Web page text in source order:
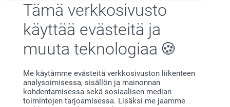
Tämä verkkosivusto
käyttää evästeitä ja
muuta teknologiaa
Me käytämme evästeitä verkkosivuston liikenteen
analysoimisessa, sisällön ja mainonnan
kohdentamisessa sekä sosiaalisen median
toimintojen tarjoamisessa. Lisäksi me jaamme
Etsitkö inspiraatiota?